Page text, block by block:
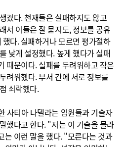
겼다. 천재들은 실패하지도 않고
서 이들은 잘 묻지도, 정보를 공유
다. 실패하거나 모르면 평가절하
낮게 설정했다. 높게 했다가 실패
때문이다. 실패를 두려워하고 작은
려워했다. 부서 간에 서로 정보를
쇠락했다.
사티아 나델라는 임원들과 기술자
했다고 한다. "저는 이 기술을 몰라
는 이런 말을 했다. "모른다는 것과